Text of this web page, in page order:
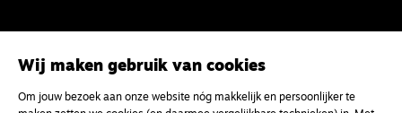
Wij maken gebruik van cookies
Om jouw bezoek aan onze website nóg makkelijk en persoonlijker te